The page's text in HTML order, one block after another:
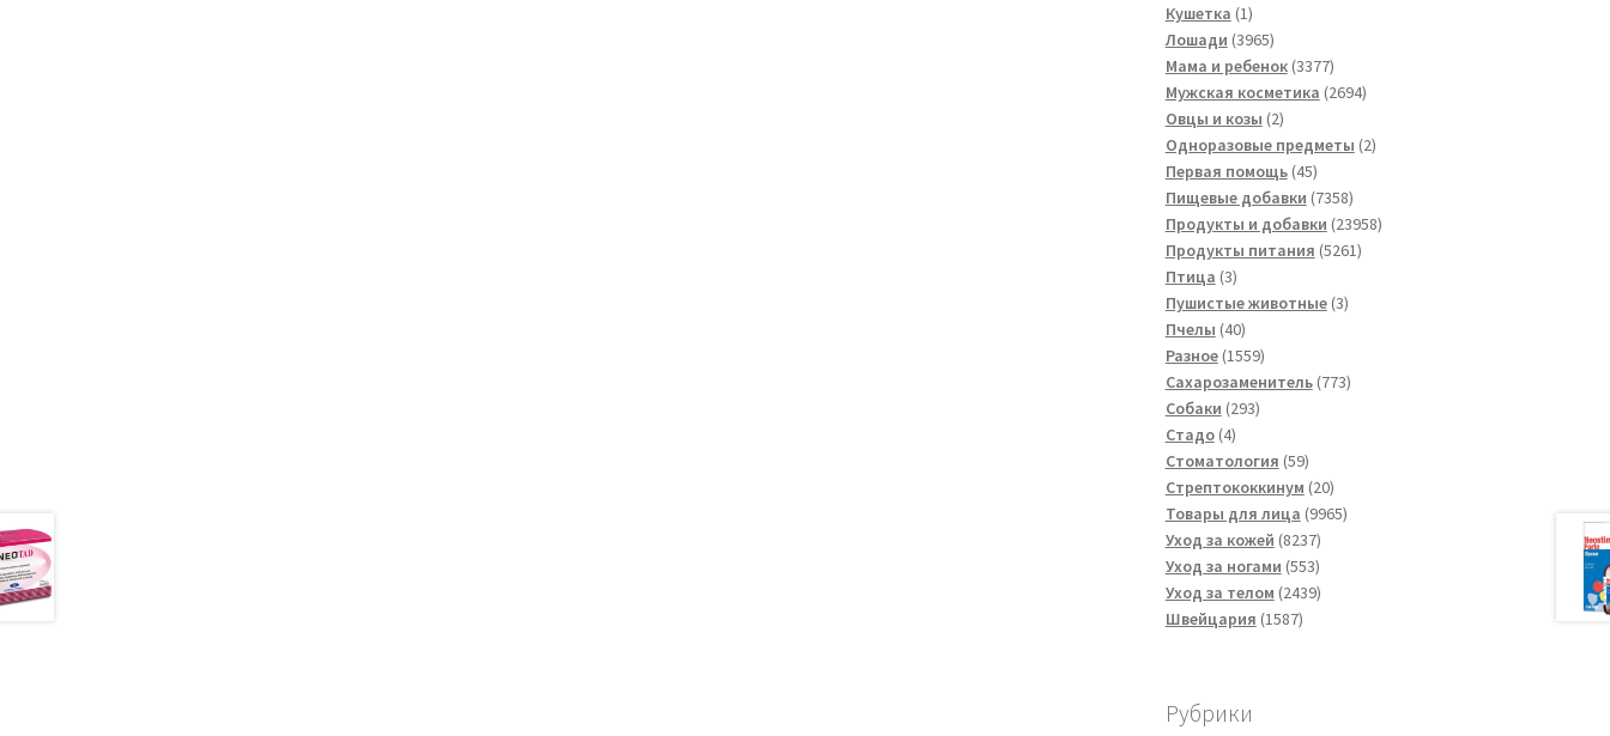
Кушетка 11
товар
Лошади 39653965
товаров
Мама и ребенок 33773377
товаров
Мужская косметика 26942694
Овцы и козы 22
товара
Одноразовые предметы 22
Первая помощь 4545
товаров
Пищевые добавки 73587358
товаров
Продукты и добавки 2395823958
Продукты питания 52615261
Птица 33
товара
Пушистые животные 33
Пчелы 4040
товаров
Разное 15591559
товаров
Сахарозаменитель 773773
Собаки 293293
Стадо 44
товара
Стоматология 5959
товаров
Стрептококкинум 2020
товаров
Товары для лица 99659965
Уход за кожей 82378237
товаров
Уход за ногами 553553
товара
Уход за телом 24392439
Швейцария 15871587
Рубрики